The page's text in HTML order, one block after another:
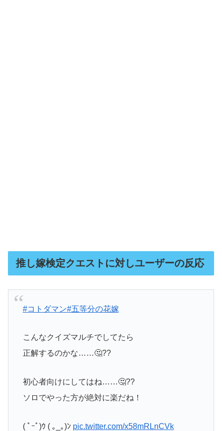
推し嫁検定クエストに対しユーザーの反応
#コトダマン#五等分の花嫁
こんなクイズマルチでしてたら
正解するのかな……🤔??
初心者向けにしてはね……🤔??
ソロでやった方が絶対に楽だね！
( ﾟｰﾟ)ｳ ( ｡_｡)ﾝ pic.twitter.com/x58mRLnCVk